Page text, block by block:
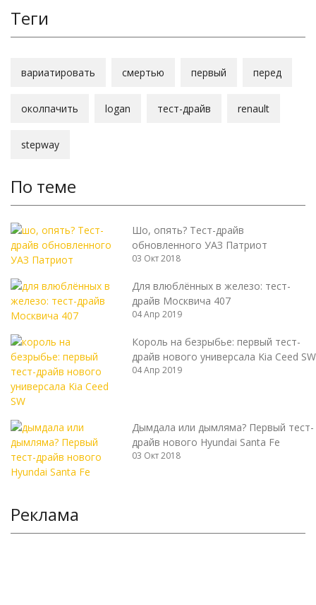
Теги
вариатировать смертью первый перед
околпачить logan тест-драйв renault
stepway
По теме
Шо, опять? Тест-драйв
обновленного УАЗ Патриот
03 Окт 2018
Для влюблённых в железо: тест-
драйв Москвича 407
04 Апр 2019
Король на безрыбье: первый тест-
драйв нового универсала Kia Ceed SW
04 Апр 2019
Дымдала или дымляма? Первый тест-
драйв нового Hyundai Santa Fe
03 Окт 2018
Реклама